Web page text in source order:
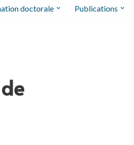
doctorale Publications